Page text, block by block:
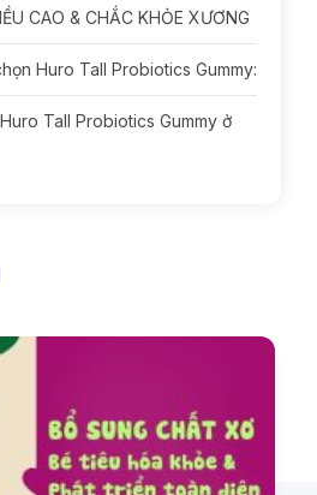
CAO & CHẮC KHỎE XƯƠNG
Huro Tall Probiotics Gummy:
Tall Probiotics Gummy ở